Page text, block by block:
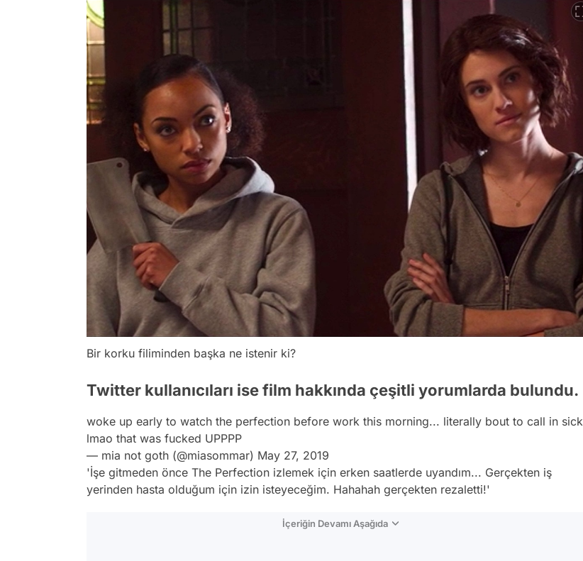
Bir korku filiminden başka ne istenir ki?
Twitter kullanıcıları ise film hakkında çeşitli yorumlarda bulundu.
woke up early to watch the perfection before work this morning... literally bout to call in sick
lmao that was fucked UPPPP
— mia not goth (@miasommar) May 27, 2019
'İşe gitmeden önce The Perfection izlemek için erken saatlerde uyandım... Gerçekten iş
yerinden hasta olduğum için izin isteyeceğim. Hahahah gerçekten rezaletti!'
İçeriğin Devamı Aşağıda